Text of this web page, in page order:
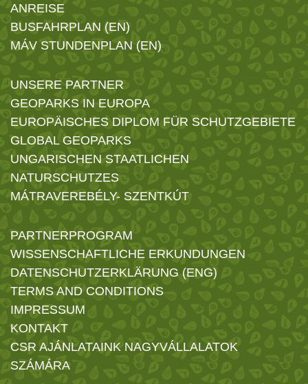
ANREISE
BUSFAHRPLAN (EN)
MÁV STUNDENPLAN (EN)
UNSERE PARTNER
GEOPARKS IN EUROPA
EUROPÄISCHES DIPLOM FÜR SCHUTZGEBIETE
GLOBAL GEOPARKS
UNGARISCHEN STAATLICHEN
NATURSCHUTZES
MÁTRAVEREBÉLY- SZENTKÚT
PARTNERPROGRAM
WISSENSCHAFTLICHE ERKUNDUNGEN
DATENSCHUTZERKLÄRUNG (ENG)
TERMS AND CONDITIONS
IMPRESSUM
KONTAKT
CSR AJÁNLATAINK NAGYVÁLLALATOK
SZÁMÁRA